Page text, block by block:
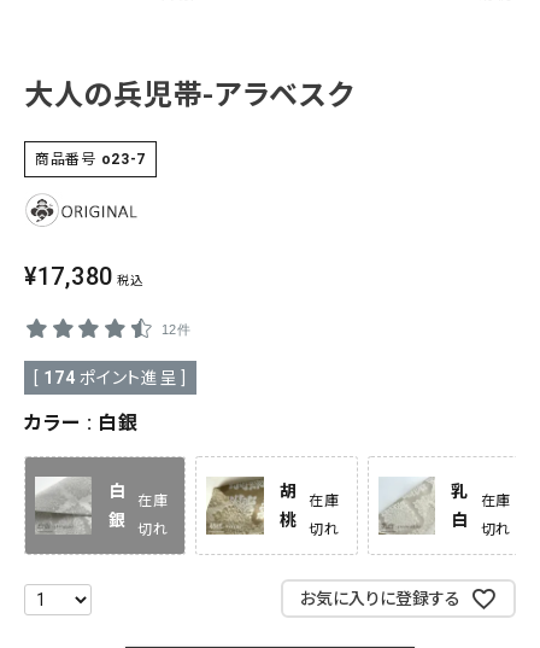
色から探す
SALE
帯結び動画
キモノ読ミモノ
SHOPPING GUIDE
ABOUT
大人の兵児帯-アラベスク
商品番号 o23-7
¥17,380 税込
12件
174 ポイント進呈 ]
カラー 白銀
白
銀
在庫
切れ
胡
桃
在庫
切れ
乳
白
在庫
切れ
お気に入りに登録する